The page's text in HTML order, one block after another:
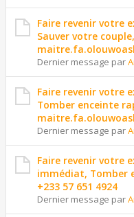
Faire revenir votre
Sauver votre
Dernier message par
Faire revenir votre
Tomber enceinte
Dernier message par
Faire revenir votre
immédiat, Tomber
+233 57 651 4924
Dernier message par